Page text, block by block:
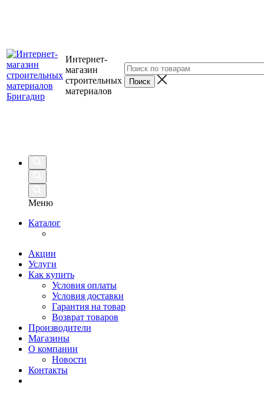
Интернет-
магазин
строительных
материалов
Меню
Каталог
Акции
Услуги
Как купить
Условия оплаты
Условия доставки
Гарантия на товар
Возврат товаров
Производители
Магазины
О компании
Новости
Контакты